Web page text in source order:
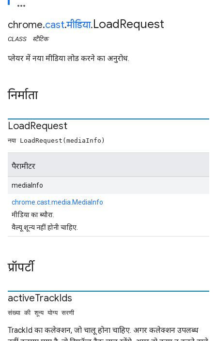
chrome.cast.मीडिया.LoadRequest
CLASS स्टैटिक
प्लेयर में नया मीडिया लोड करने का अनुरोध.
निर्माता
LoadRequest
नया LoadRequest(mediaInfo)
पैरामीटर
mediaInfo
chrome.cast.media.MediaInfo
मीडिया का ब्यौरा.
वैल्यू शून्य नहीं होनी चाहिए.
प्रॉपर्टी
activeTrackIds
संख्या की शून्य योग्य सरणी
TrackId का कलेक्शन, जो चालू होना चाहिए. अगर कलेक्शन उपलब्ध